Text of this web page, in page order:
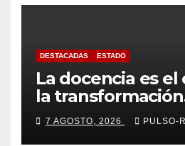
DESTACADAS ESTADO
La docencia es el
la transformación
universitaria:
UATx
7 AGOSTO, 2026 PULSO-